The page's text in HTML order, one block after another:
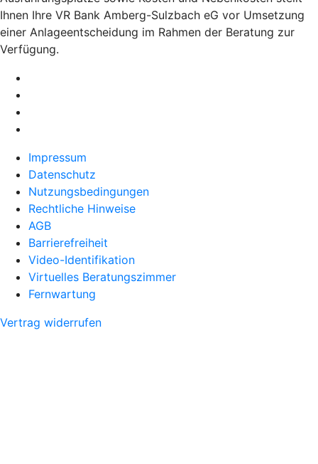
Ihnen Ihre VR Bank Amberg-Sulzbach eG vor Umsetzung
einer Anlageentscheidung im Rahmen der Beratung zur
Verfügung.
Impressum
Datenschutz
Nutzungsbedingungen
Rechtliche Hinweise
AGB
Barrierefreiheit
Video-Identifikation
Virtuelles Beratungszimmer
Fernwartung
Vertrag widerrufen